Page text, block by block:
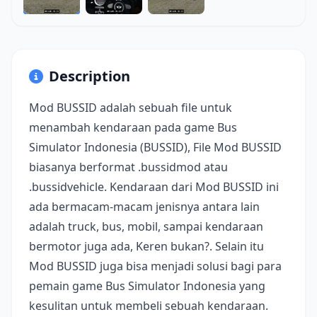
Description
Mod BUSSID adalah sebuah file untuk
menambah kendaraan pada game Bus
Simulator Indonesia (BUSSID), File Mod BUSSID
biasanya berformat .bussidmod atau
.bussidvehicle. Kendaraan dari Mod BUSSID ini
ada bermacam-macam jenisnya antara lain
adalah truck, bus, mobil, sampai kendaraan
bermotor juga ada, Keren bukan?. Selain itu
Mod BUSSID juga bisa menjadi solusi bagi para
pemain game Bus Simulator Indonesia yang
kesulitan untuk membeli sebuah kendaraan.